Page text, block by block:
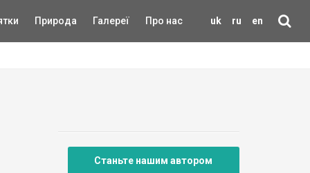
uk ru en
Природа Галереї Про нас
Станьте нашим автором